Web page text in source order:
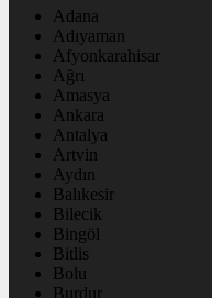
Adana
Adıyaman
Afyonkarahisar
Ağrı
Amasya
Ankara
Antalya
Artvin
Aydın
Balıkesir
Bilecik
Bingöl
Bitlis
Bolu
Burdur